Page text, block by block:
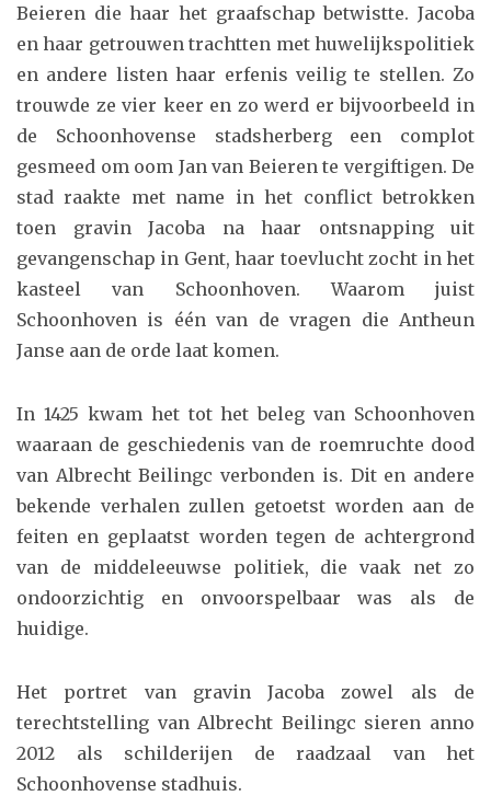
Beieren die haar het graafschap betwistte. Jacoba
en haar getrouwen trachtten met huwelijkspolitiek
en andere listen haar erfenis veilig te stellen. Zo
trouwde ze vier keer en zo werd er bijvoorbeeld in
de Schoonhovense stadsherberg een complot
gesmeed om oom Jan van Beieren te vergiftigen. De
stad raakte met name in het conflict betrokken
toen gravin Jacoba na haar ontsnapping uit
gevangenschap in Gent, haar toevlucht zocht in het
kasteel van Schoonhoven. Waarom juist
Schoonhoven is één van de vragen die Antheun
Janse aan de orde laat komen.
In 1425 kwam het tot het beleg van Schoonhoven
waaraan de geschiedenis van de roemruchte dood
van Albrecht Beilingc verbonden is. Dit en andere
bekende verhalen zullen getoetst worden aan de
feiten en geplaatst worden tegen de achtergrond
van de middeleeuwse politiek, die vaak net zo
ondoorzichtig en onvoorspelbaar was als de
huidige.
Het portret van gravin Jacoba zowel als de
terechtstelling van Albrecht Beilingc sieren anno
2012 als schilderijen de raadzaal van het
Schoonhovense stadhuis.